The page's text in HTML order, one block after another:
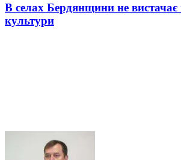
В селах Бердянщини не вистачає
культури